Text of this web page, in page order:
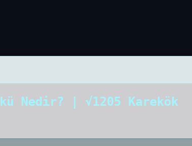
Nedir? | √1205 Karekök